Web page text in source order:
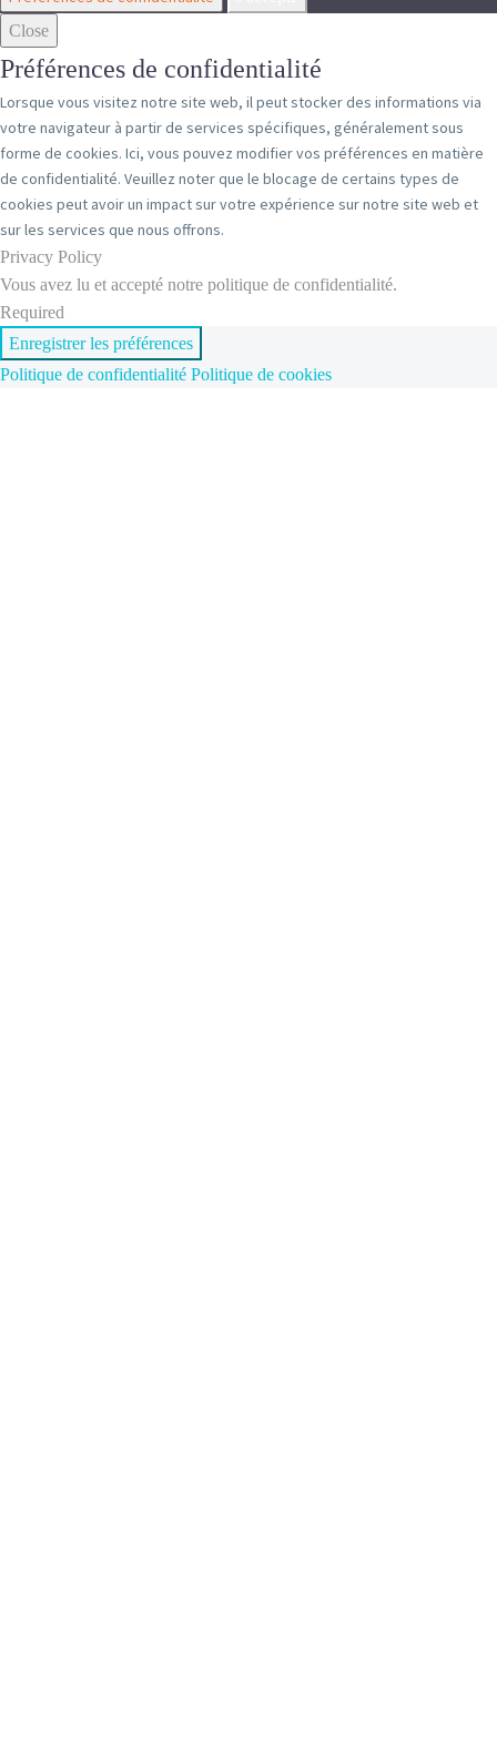
Close
Préférences de confidentialité
Lorsque vous visitez notre site web, il peut stocker des informations via
votre navigateur à partir de services spécifiques, généralement sous
forme de cookies. Ici, vous pouvez modifier vos préférences en matière
de confidentialité. Veuillez noter que le blocage de certains types de
cookies peut avoir un impact sur votre expérience sur notre site web et
sur les services que nous offrons.
Privacy Policy
Vous avez lu et accepté notre politique de confidentialité.
Required
Enregistrer les préférences
Politique de confidentialité Politique de cookies